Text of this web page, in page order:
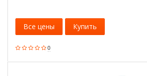
0
Все цены Купить